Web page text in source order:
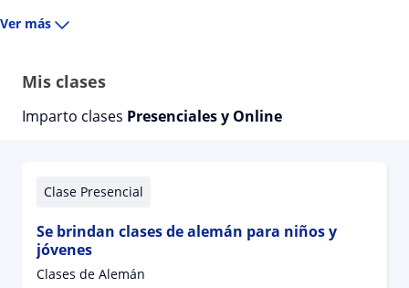
Ver más
Mis clases
Imparto clases Presenciales y Online
Clase Presencial
Se brindan clases de alemán para niños y
jóvenes
Clases de Alemán